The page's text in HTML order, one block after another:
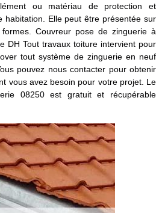
ou matériau de protection et
habitation. Elle peut être présentée sur
Couvreur pose de zinguerie à
DH Tout travaux toiture intervient pour
tout système de zinguerie en neuf
pouvez nous contacter pour obtenir
vous avez besoin pour votre projet. Le
08250 est gratuit et récupérable